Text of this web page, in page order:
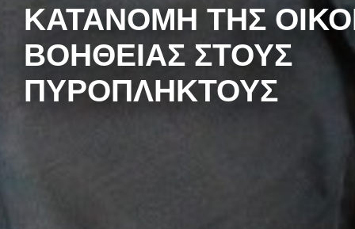
ΚΑΤΑΝΟΜΉ ΤΗΣ
ΒΟΉΘΕΙΑΣ ΣΤΟΥΣ
ΠΥΡΌΠΛΗΚΤΟΥΣ